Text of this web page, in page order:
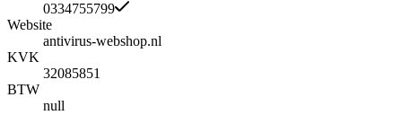
0334755799
Website
antivirus-webshop.nl
KVK
32085851
BTW
null